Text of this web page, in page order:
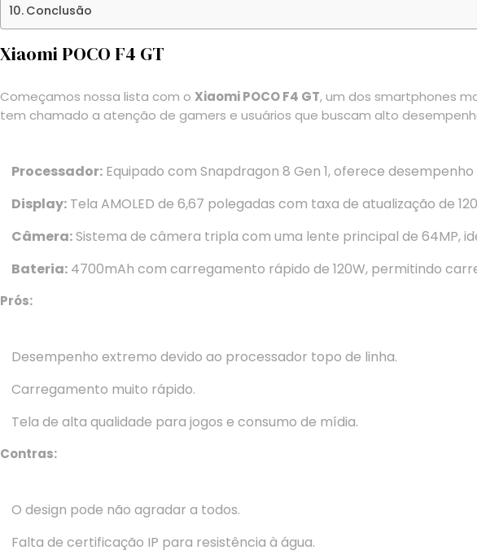
Conclusão
Xiaomi POCO F4 GT
Começamos nossa lista com o Xiaomi POCO F4 GT, um dos smartphones
tem chamado a atenção de gamers e usuários que buscam alto
Processador: Equipado com Snapdragon 8 Gen 1, oferece
Display: Tela AMOLED de 6,67 polegadas com taxa de atualização de
Câmera:Sistema de câmera tripla com uma lente principal de 64MP,
Bateria: 4700mAh com carregamento rápido de 120W, permitindo
Prós:
Desempenho extremo devido ao processador topo de linha.
Carregamento muito rápido.
Tela de alta qualidade para jogos e consumo de mídia.
Contras:
O design pode não agradar a todos.
Falta de certificação IP para resistência à água.